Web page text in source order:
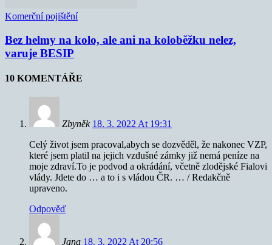
Komerční pojištění
Bez helmy na kolo, ale ani na koloběžku nelez,
varuje BESIP
10 KOMENTÁŘE
Zbyněk 18. 3. 2022 At 19:31
Celý život jsem pracoval,abych se dozvěděl, že nakonec VZP,
které jsem platil na jejich vzdušné zámky již nemá peníze na
moje zdraví.To je podvod a okrádání, včetně zlodějské Fialovi
vlády. Jdete do … a to i s vládou ČR. … / Redakčně
upraveno.
Odpověď
Jana 18. 3. 2022 At 20:56